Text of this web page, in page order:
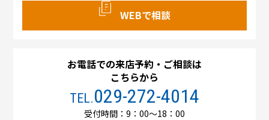
WEBで相談
お電話での来店予約・ご相談は
こちらから
TEL.029-272-4014
受付時間：9：00～18：00